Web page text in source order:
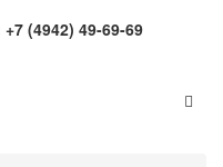
(4942) 49-69-69